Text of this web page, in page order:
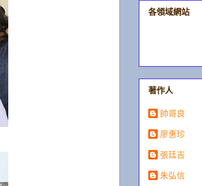
各領域網站
著作人
帥哥良
廖惠珍
張廷吉
朱弘信